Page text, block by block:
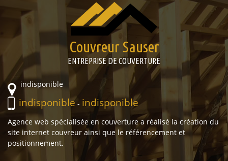
Couvreur Sauser
ENTREPRISE DE COUVERTURE
indisponible
indisponible - indisponible
Agence web spécialisée en couverture a réalisé la création du
site internet couvreur ainsi que le référencement et
positionnement.